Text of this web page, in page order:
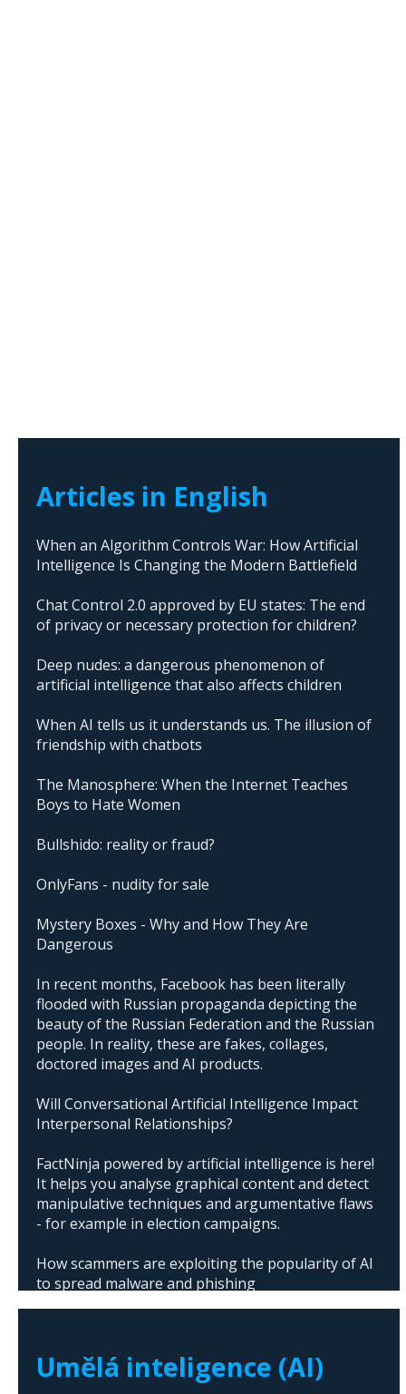
Articles in English
When an Algorithm Controls War: How Artificial
Intelligence Is Changing the Modern Battlefield
Chat Control 2.0 approved by EU states: The end
of privacy or necessary protection for children?
Deep nudes: a dangerous phenomenon of
artificial intelligence that also affects children
When AI tells us it understands us. The illusion of
friendship with chatbots
The Manosphere: When the Internet Teaches
Boys to Hate Women
Bullshido: reality or fraud?
OnlyFans - nudity for sale
Mystery Boxes - Why and How They Are
Dangerous
In recent months, Facebook has been literally
flooded with Russian propaganda depicting the
beauty of the Russian Federation and the Russian
people. In reality, these are fakes, collages,
doctored images and AI products.
Will Conversational Artificial Intelligence Impact
Interpersonal Relationships?
FactNinja powered by artificial intelligence is here!
It helps you analyse graphical content and detect
manipulative techniques and argumentative flaws
- for example in election campaigns.
How scammers are exploiting the popularity of AI
to spread malware and phishing
Umělá inteligence (AI)